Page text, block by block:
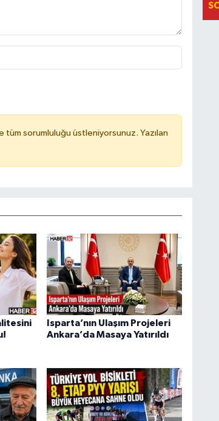
tüm sorumluluğu üstleniyorsunuz. Yazılan
Isparta’nın Ulaşım Projeleri
Ankara’da Masaya Yatırıldı